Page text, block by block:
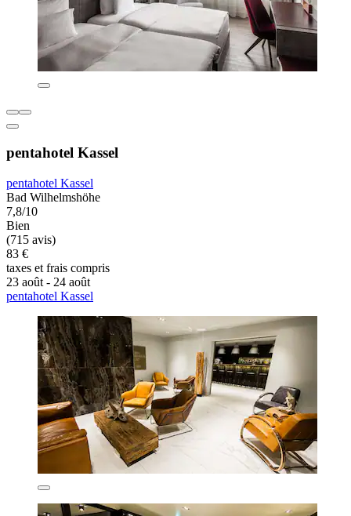
pentahotel Kassel
pentahotel Kassel
Bad Wilhelmshöhe
7,8/10
Bien
(715 avis)
83 €
taxes et frais compris
23 août - 24 août
pentahotel Kassel